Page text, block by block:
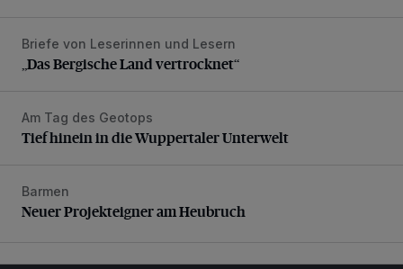
„Das Bergische Land vertrocknet“
Briefe von Leserinnen und Lesern
„Das Bergische Land vertrocknet“
Tief hinein in die Wuppertaler Unterwelt
Am Tag des Geotops
Tief hinein in die Wuppertaler Unterwelt
Neuer Projekteigner am Heubruch
Barmen
Neuer Projekteigner am Heubruch